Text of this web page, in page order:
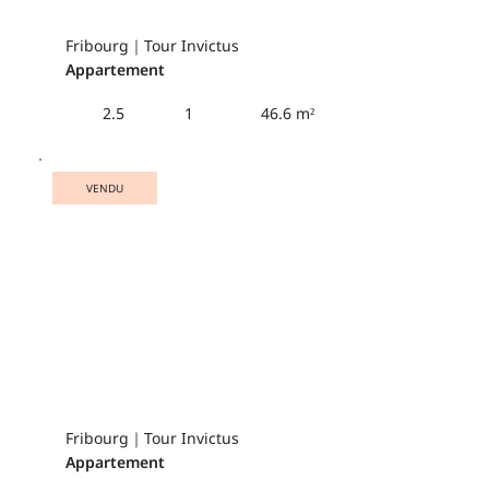
Fribourg｜Tour Invictus
Appartement
2.5 1 46.6 m²
VENDU
Fribourg｜Tour Invictus
Appartement